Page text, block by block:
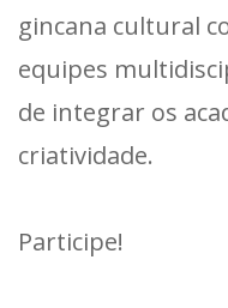
gincana cultural
equipes
de integrar os
criatividade.
Participe!